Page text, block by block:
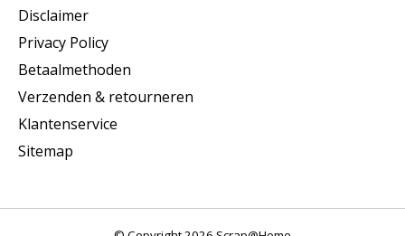
Disclaimer
Privacy Policy
Betaalmethoden
Verzenden & retourneren
Klantenservice
Sitemap